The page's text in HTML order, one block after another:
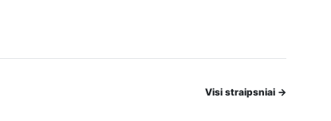
Visi straipsniai →